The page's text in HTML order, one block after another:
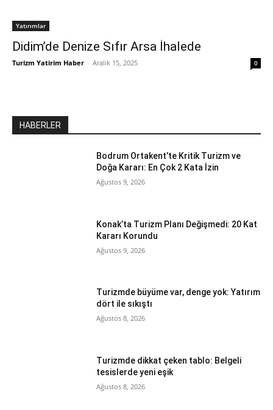
Yatırımlar
Didim’de Denize Sıfır Arsa İhalede
Turizm Yatirim Haber - Aralık 15, 2025 0
HABERLER
Bodrum Ortakent’te Kritik Turizm ve
Doğa Kararı: En Çok 2 Kata İzin
Ağustos 9, 2026
Konak’ta Turizm Planı Değişmedi: 20 Kat
Kararı Korundu
Ağustos 9, 2026
Turizmde büyüme var, denge yok: Yatırım
dört ile sıkıştı
Ağustos 8, 2026
Turizmde dikkat çeken tablo: Belgeli
tesislerde yeni eşik
Ağustos 8, 2026